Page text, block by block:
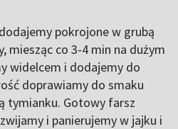
pokrojone w grubą
miesząc co 3-4 min na dużym
widelcem i dodajemy do
doprawiamy do smaku
tymianku. Gotowy farsz
i panierujemy w jajku i